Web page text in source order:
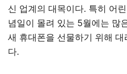
신 업계의 대목이다. 특히 어
념일이 몰려 있는 5월에는 많
새 휴대폰을 선물하기 위해
다.